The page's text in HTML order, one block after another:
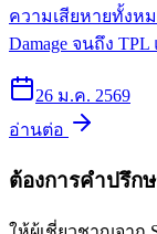
ความเสียหายทั้งหม
Damage จนถึง
26 ม.ค. 2569
อ่านต่อ
ต้องการคำปรึก